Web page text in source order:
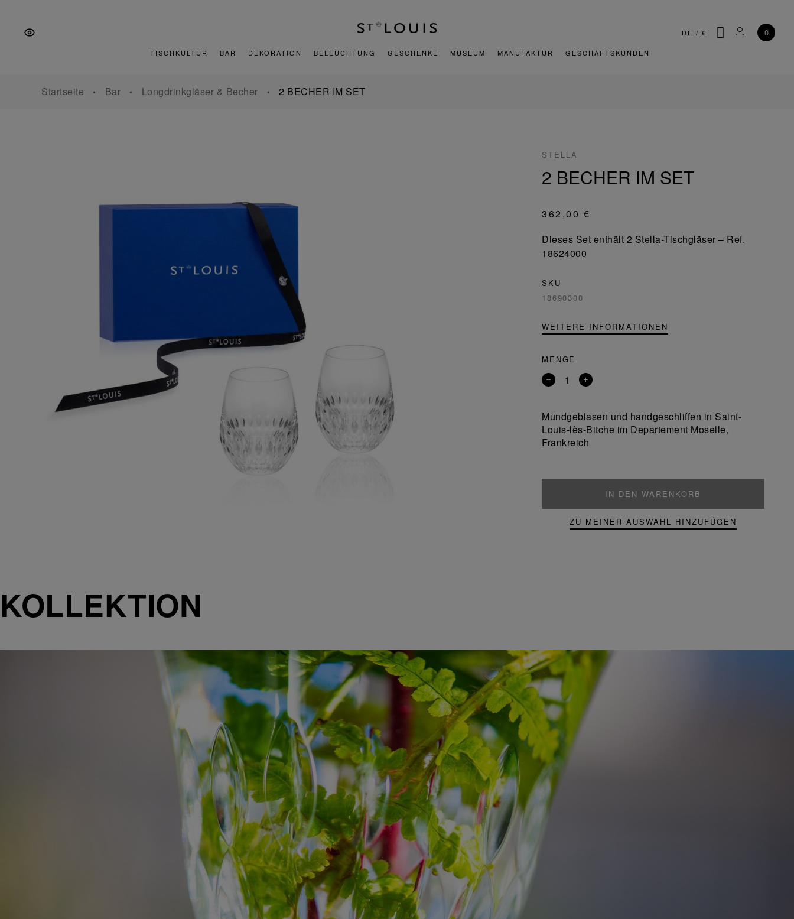
springen
springen
springen
DE / € SUCHEMEIN
0
TISCHKULTUR BAR DEKORATION BELEUCHTUNG GESCHENKE MUSEUM MANUFAKTUR GESCHÄFTSKUNDEN
Startseite Bar Longdrinkgläser & Becher 2 BECHER IM SET
STELLA
2 BECHER IM SET
362,00 €
Dieses Set enthält 2 Stella-Tischgläser – Ref.
18624000
SKU
18690300
WEITERE INFORMATIONEN
MENGE
Entfernen
Produkt
Ein
Mundgeblasen und handgeschliffen in Saint-
Louis-lès-Bitche im Departement Moselle,
Frankreich
IN DEN WARENKORB
ZU MEINER AUSWAHL HINZUFÜGEN
KOLLEKTION